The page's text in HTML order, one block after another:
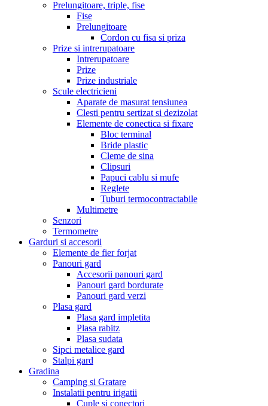
Prelungitoare, triple, fise
Fise
Prelungitoare
Cordon cu fisa si priza
Prize si intrerupatoare
Intrerupatoare
Prize
Prize industriale
Scule electricieni
Aparate de masurat tensiunea
Clesti pentru sertizat si dezizolat
Elemente de conectica si fixare
Bloc terminal
Bride plastic
Cleme de sina
Clipsuri
Papuci cablu si mufe
Reglete
Tuburi termocontractabile
Multimetre
Senzori
Termometre
Garduri si accesorii
Elemente de fier forjat
Panouri gard
Accesorii panouri gard
Panouri gard bordurate
Panouri gard verzi
Plasa gard
Plasa gard impletita
Plasa rabitz
Plasa sudata
Sipci metalice gard
Stalpi gard
Gradina
Camping si Gratare
Instalatii pentru irigatii
Cuple si conectori